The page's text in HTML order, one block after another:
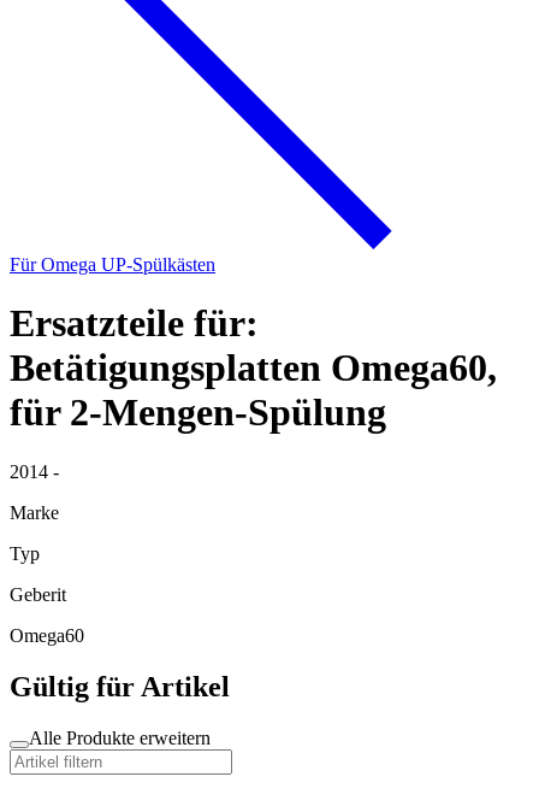
Für Omega UP-Spülkästen
Ersatzteile für:
Betätigungsplatten Omega60,
für 2-Mengen-Spülung
2014 -
Marke
Typ
Geberit
Omega60
Gültig für Artikel
Alle Produkte erweitern